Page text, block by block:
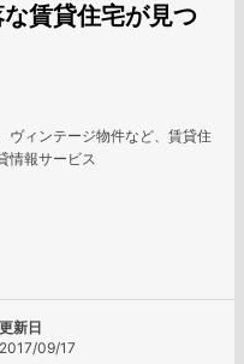
賃貸住宅が見つ
ヴィンテージ物件など、賃貸住
情報サービス
更新日
2017/09/17